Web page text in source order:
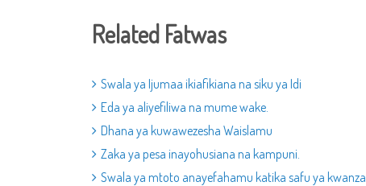
Related Fatwas
Swala ya Ijumaa ikiafikiana na siku ya Idi
Eda ya aliyefiliwa na mume wake.
Dhana ya kuwawezesha Waislamu
Zaka ya pesa inayohusiana na kampuni.
Swala ya mtoto anayefahamu katika safu ya kwanza